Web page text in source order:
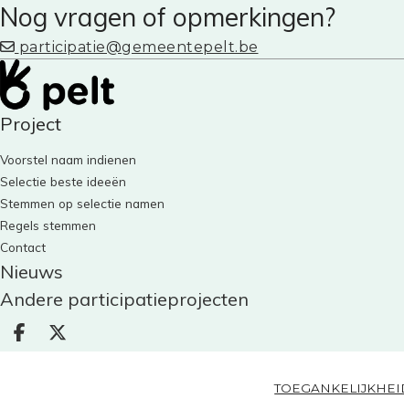
Nog vragen of opmerkingen?
participatie@gemeentepelt.be
Project
Voorstel naam indienen
Selectie beste ideeën
Stemmen op selectie namen
Regels stemmen
Contact
Nieuws
Andere participatieprojecten
Deel op facebook
Deel op X